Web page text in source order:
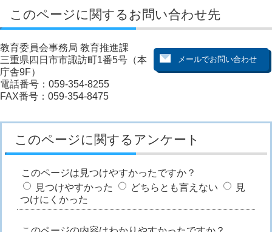
このページに関するお問い合わせ先
教育委員会事務局 教育推進課
三重県四日市市諏訪町1番5号（本
庁舎9F）
電話番号：059-354-8255
FAX番号：059-354-8475
このページに関するアンケート
このページは見つけやすかったですか？
見つけやすかった
どちらとも言えない
見
つけにくかった